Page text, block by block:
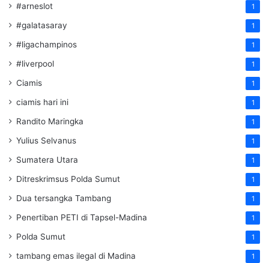
#arneslot 1
#galatasaray 1
#ligachampinos 1
#liverpool 1
Ciamis 1
ciamis hari ini 1
Randito Maringka 1
Yulius Selvanus 1
Sumatera Utara 1
Ditreskrimsus Polda Sumut 1
Dua tersangka Tambang 1
Penertiban PETI di Tapsel-Madina 1
Polda Sumut 1
tambang emas ilegal di Madina 1